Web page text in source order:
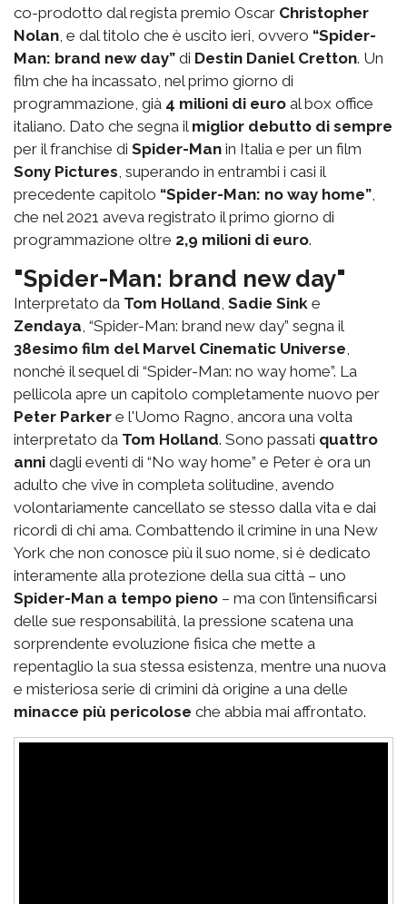
co-prodotto dal regista premio Oscar Christopher
Nolan , e dal titolo che è uscito ieri, ovvero “Spider-
Man: brand new day” di Destin Daniel Cretton. Un
film che ha incassato, nel primo giorno di
programmazione, già 4 milioni di euro al box office
italiano. Dato che segna il miglior debutto di sempre
per il franchise di Spider-Man in Italia e per un film
Sony Pictures , superando in entrambi i casi il
precedente capitolo “Spider-Man: no way home”
che nel 2021 aveva registrato il primo giorno di
programmazione oltre 2,9 milioni di euro.
"Spider-Man: brand new day"
Interpretato da Tom Holland Sadie Sink e
Zendaya , “Spider-Man: brand new day” segna il
38esimo film del Marvel Cinematic Universe
nonché il sequel di “Spider-Man: no way home”. La
pellicola apre un capitolo completamente nuovo per
Peter Parker e l'Uomo Ragno, ancora una volta
interpretato da Tom Holland. Sono passati quattro
anni dagli eventi di “No way home” e Peter è ora un
adulto che vive in completa solitudine, avendo
volontariamente cancellato se stesso dalla vita e dai
ricordi di chi ama. Combattendo il crimine in una New
York che non conosce più il suo nome, si è dedicato
interamente alla protezione della sua città – uno
Spider-Man a tempo pieno – ma con l’intensificarsi
delle sue responsabilità, la pressione scatena una
sorprendente evoluzione fisica che mette a
repentaglio la sua stessa esistenza, mentre una nuova
e misteriosa serie di crimini dà origine a una delle
minacce più pericolose che abbia mai affrontato.